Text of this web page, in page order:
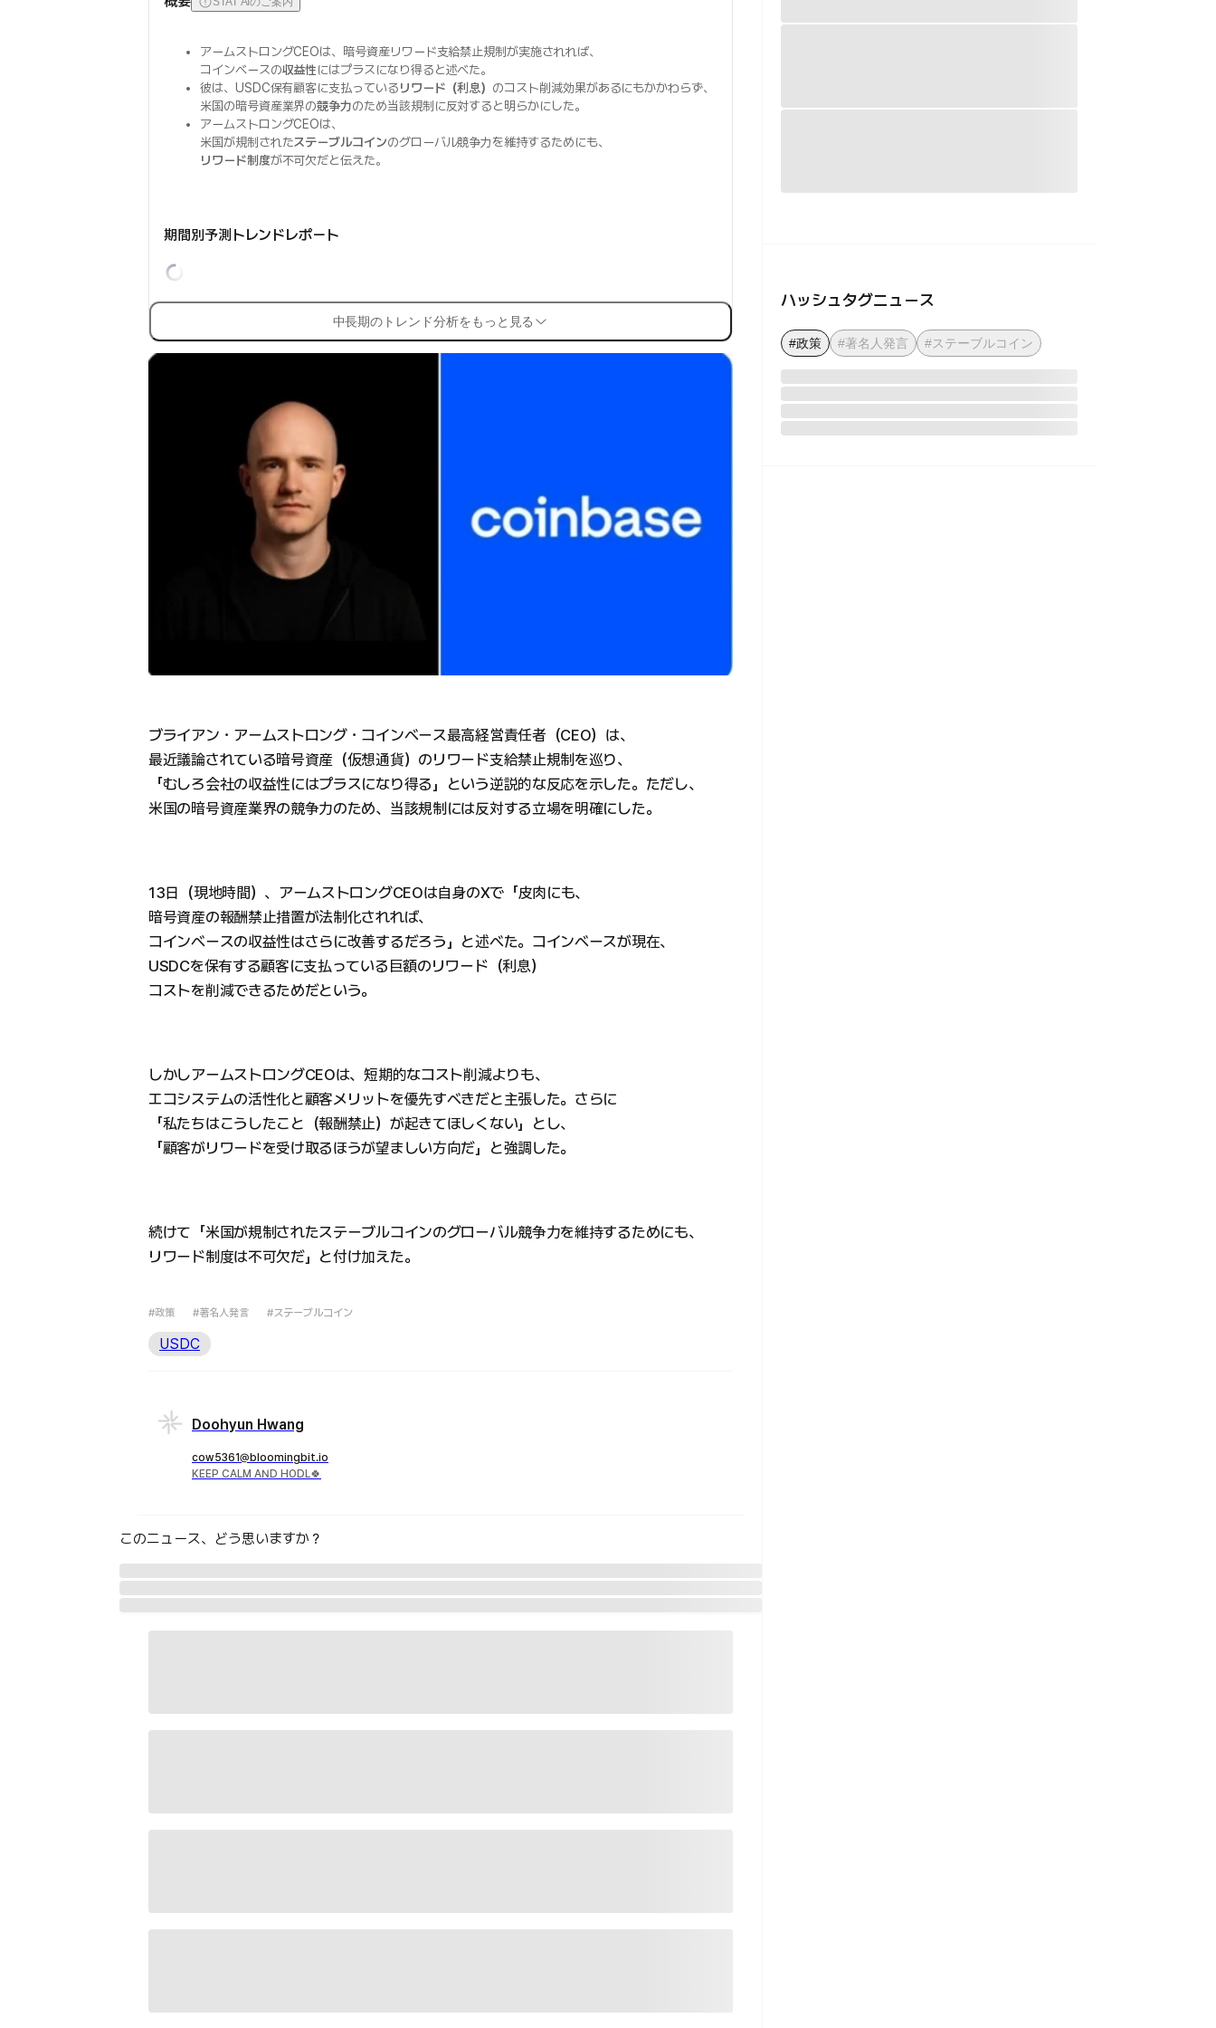
アームストロングCEOは、暗号資産リワード支給禁止規制が実施されれば、
コインベースの収益性にはプラスになり得ると述べた。
彼は、USDC保有顧客に支払っているリワード（利息） のコスト削減効果があるにもかかわらず、
米国の暗号資産業界の競争力のため当該規制に反対すると明らかにした。
アームストロングCEOは、
米国が規制されたステーブルコインのグローバル競争力を維持するためにも、
リワード制度が不可欠だと伝えた。
期間別予測トレンドレポート
中長期のトレンド分析をもっと見る
ブライアン・アームストロング・コインベース最高経営責任者（CEO）は、
最近議論されている暗号資産（仮想通貨）のリワード支給禁止規制を巡り、
「むしろ会社の収益性にはプラスになり得る」という逆説的な反応を示した。ただし、
米国の暗号資産業界の競争力のため、当該規制には反対する立場を明確にした。
13日（現地時間）、アームストロングCEOは自身のXで「皮肉にも、
暗号資産の報酬禁止措置が法制化されれば、
コインベースの収益性はさらに改善するだろう」と述べた。コインベースが現在、
USDCを保有する顧客に支払っている巨額のリワード（利息）
コストを削減できるためだという。
しかしアームストロングCEOは、短期的なコスト削減よりも、
エコシステムの活性化と顧客メリットを優先すべきだと主張した。さらに
「私たちはこうしたこと（報酬禁止）が起きてほしくない」とし、
「顧客がリワードを受け取るほうが望ましい方向だ」と強調した。
続けて「米国が規制されたステーブルコインのグローバル競争力を維持するためにも、
リワード制度は不可欠だ」と付け加えた。
#政策 #著名人発言 #ステーブルコイン
USDC
Doohyun Hwang
cow5361@bloomingbit.io
KEEP CALM AND HODL🍀
このニュース、どう思いますか？
ハッシュタグニュース
#政策 #著名人発言 #ステーブルコイン